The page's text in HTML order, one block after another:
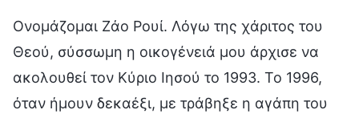
Ονομάζομαι Ζάο Ρουί. Λόγω της χάριτος του
Θεού, σύσσωμη η οικογένειά μου άρχισε να
ακολουθεί τον Κύριο Ιησού το 1993. Το 1996,
όταν ήμουν δεκαέξι, με τράβηξε η αγάπη του